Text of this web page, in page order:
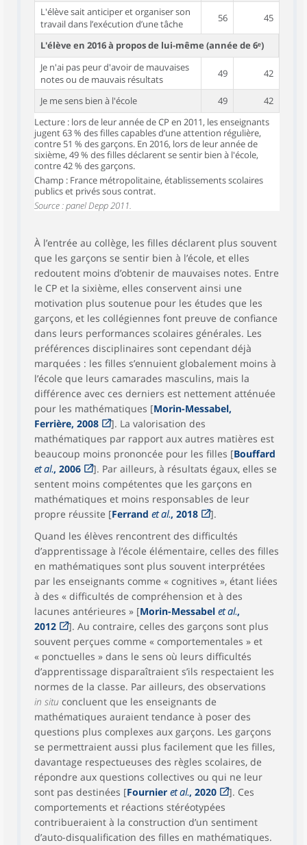
L'élève sait anticiper et organiser son
travail dans l’exécution d’une tâche
56 45
L'élève en 2016 à propos de lui-même (année de 6ᵉ)
Je n'ai pas peur d'avoir de mauvaises
notes ou de mauvais résultats
49 42
Je me sens bien à l'école 49
42
Lecture : lors de leur année de CP en 2011, les enseignants
jugent 63 % des filles capables d’une attention régulière,
contre 51 % des garçons. En 2016, lors de leur année de
sixième, 49 % des filles déclarent se sentir bien à l'école,
contre 42 % des garçons.
Champ : France métropolitaine, établissements scolaires
publics et privés sous contrat.
Source : panel Depp 2011.
À l’entrée au collège, les filles déclarent plus souvent
que les garçons se sentir bien à l’école, et elles
redoutent moins d’obtenir de mauvaises notes. Entre
le CP et la sixième, elles conservent ainsi une
motivation plus soutenue pour les études que les
garçons, et les collégiennes font preuve de confiance
dans leurs performances scolaires générales. Les
préférences disciplinaires sont cependant déjà
marquées : les filles s’ennuient globalement moins à
l’école que leurs camarades masculins, mais la
différence avec ces derniers est nettement atténuée
pour les mathématiques [Morin-Messabel,
Ferrière, 2008
]. La valorisation des
mathématiques par rapport aux autres matières est
beaucoup moins prononcée pour les filles [Bouffard
et al., 2006
]. Par ailleurs, à résultats égaux, elles se
sentent moins compétentes que les garçons en
mathématiques et moins responsables de leur
propre réussite [Ferrand et al., 2018
].
Quand les élèves rencontrent des difficultés
d’apprentissage à l’école élémentaire, celles des filles
en mathématiques sont plus souvent interprétées
par les enseignants comme « cognitives », étant liées
à des « difficultés de compréhension et à des
lacunes antérieures » [Morin-Messabel et al.,
2012
]. Au contraire, celles des garçons sont plus
souvent perçues comme « comportementales » et
« ponctuelles » dans le sens où leurs difficultés
d’apprentissage disparaîtraient s’ils respectaient les
normes de la classe. Par ailleurs, des observations
in situ concluent que les enseignants de
mathématiques auraient tendance à poser des
questions plus complexes aux garçons. Les garçons
se permettraient aussi plus facilement que les filles,
davantage respectueuses des règles scolaires, de
répondre aux questions collectives ou qui ne leur
sont pas destinées [Fournier et al., 2020
]. Ces
comportements et réactions stéréotypées
contribueraient à la construction d’un sentiment
d’auto-disqualification des filles en mathématiques.